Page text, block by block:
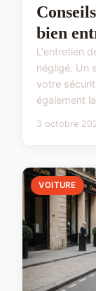
bien
L'entretien
négligé. Un
votre
également
3 octobre
VOITURE